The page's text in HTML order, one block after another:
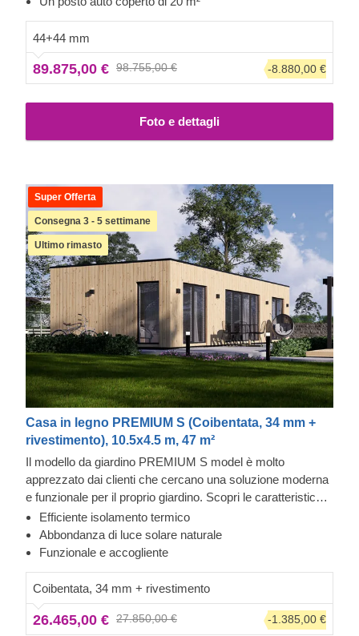
per godersi piacevoli cene in famiglia. Tre ampie camere
da letto garantiscono tranquillità e privacy senza essere
disturbati, anche quando si ospitano familiari o amici.
Questo modello specifico include anche finestre e
porte in PVC bianco, già comprese nel prezzo.
44+44 mm
89.875,00 € 98.755,00 € -8.880,00 €
Foto e dettagli
Super Offerta
Consegna 3 - 5 settimane
Ultimo rimasto
Casa in legno PREMIUM S (Coibentata, 34 mm +
rivestimento), 10.5x4.5 m, 47 m²
Il modello da giardino PREMIUM S model è molto
apprezzato dai clienti che cercano una soluzione moderna
e funzionale per il proprio giardino. Scopri le caratteristiche
di questa bella e spaziosa casa in legno di 41.5 m², che
offre infinite possibilità per le tue attività ricreative e che può
facilmente diventare una comoda seconda casa.
potrebbe variare rispetto alla versione standard. Alcuni
accessori aggiuntivi, ad esempio, potrebbero essere
inclusi: facci sapere se desideri ricevere maggiori
Efficiente isolamento termico
Abbondanza di luce solare naturale
Funzionale e accogliente
Coibentata, 34 mm + rivestimento
26.465,00 € 27.850,00 € -1.385,00 €